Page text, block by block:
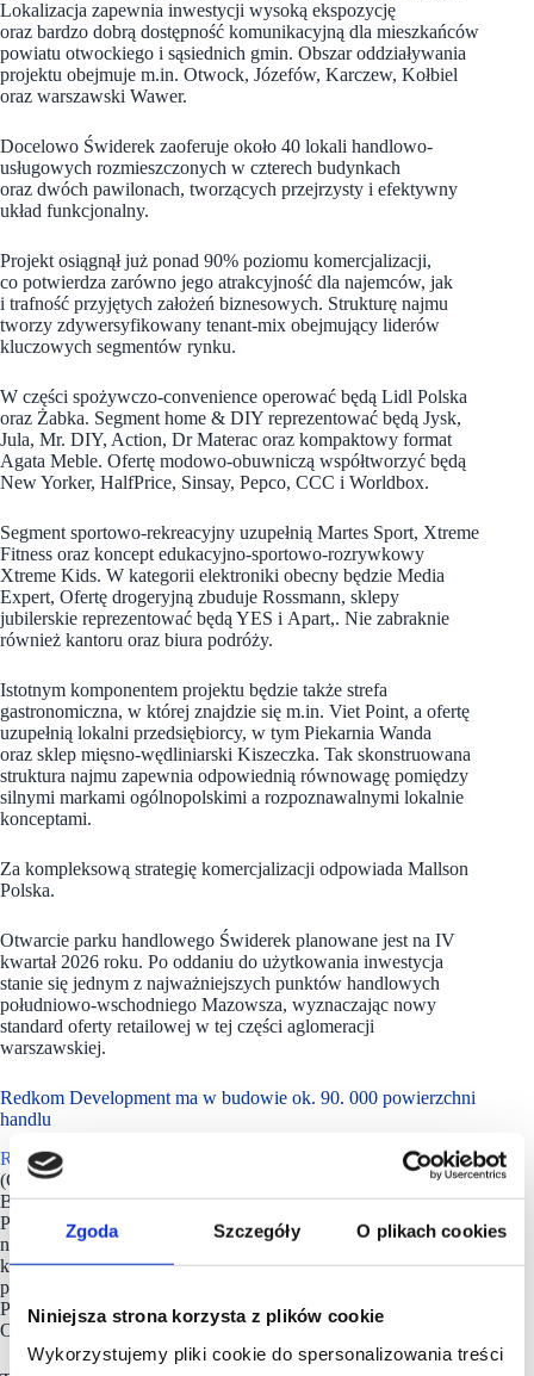
Zgoda Szczegóły O plikach cookies
Niniejsza strona korzysta z plików cookie
Wykorzystujemy pliki cookie do spersonalizowania treści
Lokalizacja zapewnia inwestycji wysoką ekspozycję
oraz bardzo dobrą dostępność komunikacyjną dla mieszkańców
powiatu otwockiego i sąsiednich gmin. Obszar oddziaływania
projektu obejmuje m.in. Otwock, Józefów, Karczew, Kołbiel
oraz warszawski Wawer.
Docelowo Świderek zaoferuje około 40 lokali handlowo-
usługowych rozmieszczonych w czterech budynkach
oraz dwóch pawilonach, tworzących przejrzysty i efektywny
układ funkcjonalny.
Projekt osiągnął już ponad 90% poziomu komercjalizacji,
co potwierdza zarówno jego atrakcyjność dla najemców, jak
i trafność przyjętych założeń biznesowych. Strukturę najmu
tworzy zdywersyfikowany tenant-mix obejmujący liderów
kluczowych segmentów rynku.
W części spożywczo-convenience operować będą Lidl Polska
oraz Żabka. Segment home & DIY reprezentować będą Jysk,
Jula, Mr. DIY, Action, Dr Materac oraz kompaktowy format
Agata Meble. Ofertę modowo-obuwniczą współtworzyć będą
New Yorker, HalfPrice, Sinsay, Pepco, CCC i Worldbox.
Segment sportowo-rekreacyjny uzupełnią Martes Sport, Xtreme
Fitness oraz koncept edukacyjno-sportowo-rozrywkowy
Xtreme Kids. W kategorii elektroniki obecny będzie Media
Expert, Ofertę drogeryjną zbuduje Rossmann, sklepy
jubilerskie reprezentować będą YES i Apart,. Nie zabraknie
również kantoru oraz biura podróży.
Istotnym komponentem projektu będzie także strefa
gastronomiczna, w której znajdzie się m.in. Viet Point, a ofertę
uzupełnią lokalni przedsiębiorcy, w tym Piekarnia Wanda
oraz sklep mięsno-wędliniarski Kiszeczka. Tak skonstruowana
struktura najmu zapewnia odpowiednią równowagę pomiędzy
silnymi markami ogólnopolskimi a rozpoznawalnymi lokalnie
konceptami.
Za kompleksową strategię komercjalizacji odpowiada Mallson
Polska.
Otwarcie parku handlowego Świderek planowane jest na IV
kwartał 2026 roku. Po oddaniu do użytkowania inwestycja
stanie się jednym z najważniejszych punktów handlowych
południowo-wschodniego Mazowsza, wyznaczając nowy
standard oferty retailowej w tej części aglomeracji
warszawskiej.
Redkom Development ma w budowie ok. 90. 000 powierzchni
handlu
Redkom Development
oddał do użytku ponad 60 000 mkw.
(GLA) parków handlowych w Polsce: Park Glinianka (obecnie
BIG Łubna) pod Warszawą, Ozimska Park w Opolu, Comfy
Park Bielik w Bielsku-Białej i Przystanek Karkonosze
na przedmieściach Karpacza. Spółka jest w trakcie budowy
kolejnych obiektów handlowych (łącznie ok. 90 000 mkw.
powierzchni handlu), w tym obiektu w Bydgoszczy (Comfy
Park Bydgoszcz), Dzierżoniowie (BIG Dzierżoniów),
Otwocku (Świderek), Lublinie i Białymstoku.